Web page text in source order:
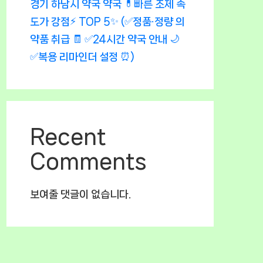
경기 하남시 약국 약국 💊빠른 조제 속
도가 강점⚡ TOP 5✨ (✅정품·정량 의
약품 취급 🧾 ✅24시간 약국 안내 🌙
✅복용 리마인더 설정 ⏰)
Recent
Comments
보여줄 댓글이 없습니다.